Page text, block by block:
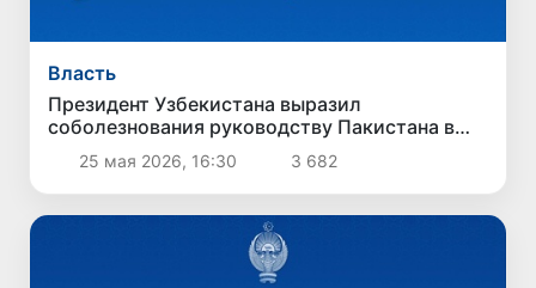
Власть
Президент Узбекистана выразил
соболезнования руководству Пакистана в
связи с терактом в Кветте
25 мая 2026, 16:30 3 682